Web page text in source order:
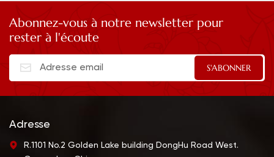
Abonnez-vous à notre newsletter pour
rester à l'écoute
Adresse
R.1101 No.2 Golden Lake building DongHu Road West.